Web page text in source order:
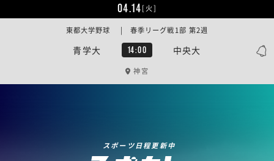
04.14[火]
青学大 14:00 中央大
東都大学野球 | 春季リーグ戦1部 第2週
神宮
スポーツ日程更新中